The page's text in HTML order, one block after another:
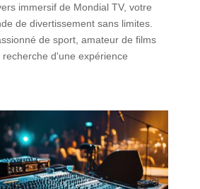
immersif de Mondial TV, votre
de divertissement sans limites.
de sport, amateur de films
d'une expérience